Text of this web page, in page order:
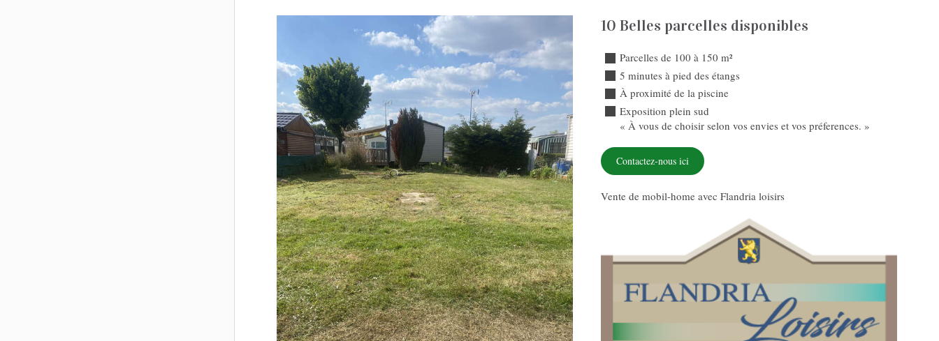
10 Belles parcelles disponibles
Parcelles de 100 à 150 m²
5 minutes à pied des étangs
À proximité de la piscine
Exposition plein sud
« À vous de choisir selon vos envies et vos préferences. »
Contactez-nous ici
Vente de mobil-home avec Flandria loisirs